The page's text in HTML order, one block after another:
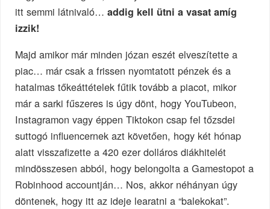
itt semmi látnivaló…addig kell ütni a vasat amíg
izzik!
Majd amikor már minden józan eszét elveszítette a
piac… már csak a frissen nyomtatott pénzek és a
hatalmas tőkeáttételek fűtik tovább a piacot, mikor
már a sarki fűszeres is úgy dönt, hogy YouTubeon,
Instagramon vagy éppen Tiktokon csap fel tőzsdei
suttogó influencernek azt követően, hogy két hónap
alatt visszafizette a 420 ezer dolláros diákhitelét
mindösszesen abból, hogy belongolta a Gamestopot a
Robinhood accountján… Nos, akkor néhányan úgy
döntenek, hogy itt az ideje learatni a “balekokat”.